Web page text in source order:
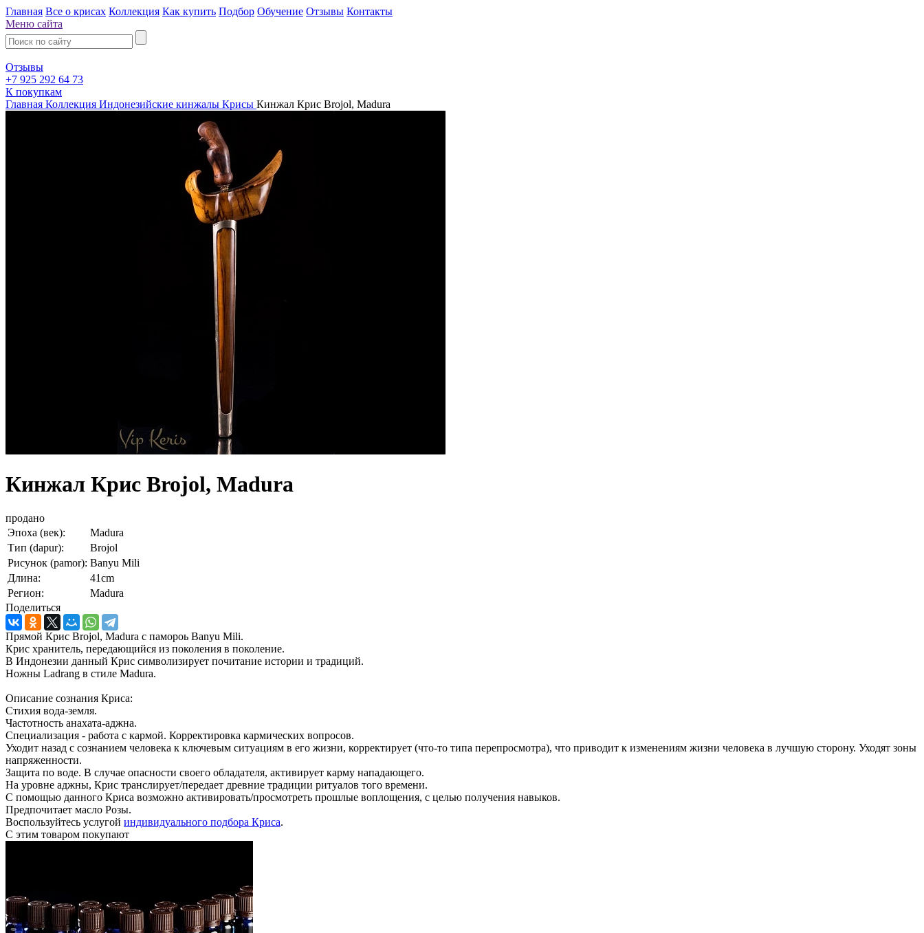
Главная Все о крисах Коллекция Как купить Подбор Обучение Отзывы Контакты
Меню сайта
Отзывы
+7 925 292 64 73
К покупкам
Главная Коллекция Индонезийские кинжалы Крисы Кинжал Крис Brojol, Madura
Кинжал Крис Brojol, Madura
продано
Эпоха (век):
Madura
Тип (dapur):
Brojol
Рисунок (pamor): Banyu Mili
Длина:
41cm
Регион:
Madura
Поделиться
Прямой Крис Brojol, Madura с памороь Banyu Mili.
Крис хранитель, передающийся из поколения в поколение.
В Индонезии данный Крис символизирует почитание истории и традиций.
Ножны Ladrang в стиле Madura.
Описание сознания Криса:
Стихия вода-земля.
Частотность анахата-аджна.
Специализация - работа с кармой. Корректировка кармических вопросов.
Уходит назад с сознанием человека к ключевым ситуациям в его жизни, корректирует (что-то типа перепросмотра), что приводит к изменениям жизни человека в лучшую сторону. Уходят зоны
напряженности.
Защита по воде. В случае опасности своего обладателя, активирует карму нападающего.
На уровне аджны, Крис транслирует/передает древние традиции ритуалов того времени.
С помощью данного Криса возможно активировать/просмотреть прошлые воплощения, с целью получения навыков.
Предпочитает масло Розы.
Воспользуйтесь услугой индивидуального подбора Криса.
С этим товаром покупают